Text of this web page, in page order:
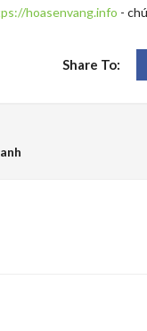
hoasenvang.info -
Share To: